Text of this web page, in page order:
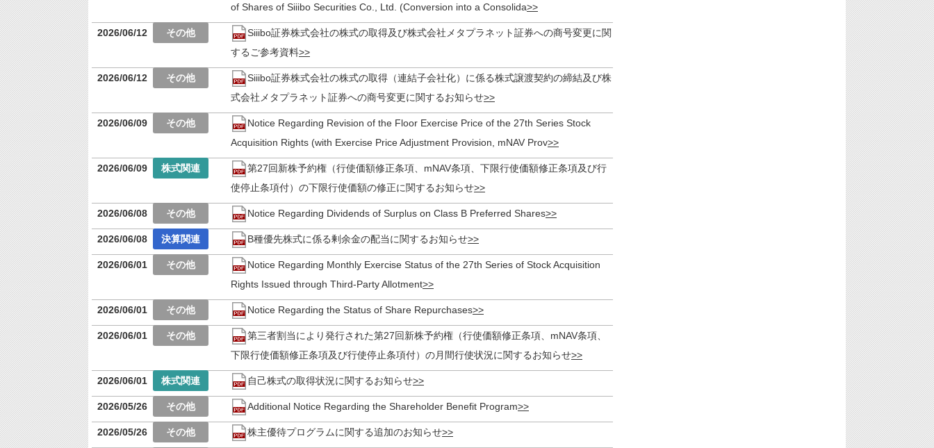
of Shares of Siiibo Securities Co., Ltd. (Conversion into a Consolida
2026/06/12
Siiibo証券株式会社の株式の取得及び株式会社メタプラネット証券への商号変更に関
するご参考資料
2026/06/12
Siiibo証券株式会社の株式の取得（連結子会社化）に係る株式譲渡契約の締結及び株
式会社メタプラネット証券への商号変更に関するお知らせ
2026/06/09
Notice Regarding Revision of the Floor Exercise Price of the 27th Series Stock
Acquisition Rights (with Exercise Price Adjustment Provision, mNAV Prov
2026/06/09
第27回新株予約権（行使価額修正条項、mNAV条項、下限行使価額修正条項及び行
使停止条項付）の下限行使価額の修正に関するお知らせ
2026/06/08 Notice Regarding Dividends of Surplus on Class B Preferred Shares
2026/06/08 B種優先株式に係る剰余金の配当に関するお知らせ
2026/06/01
Notice Regarding Monthly Exercise Status of the 27th Series of Stock Acquisition
Rights Issued through Third-Party Allotment
2026/06/01 Notice Regarding the Status of Share Repurchases
2026/06/01
第三者割当により発行された第27回新株予約権（行使価額修正条項、mNAV条項、
下限行使価額修正条項及び行使停止条項付）の月間行使状況に関するお知らせ
2026/06/01 自己株式の取得状況に関するお知らせ
2026/05/26 Additional Notice Regarding the Shareholder Benefit Program
2026/05/26 株主優待プログラムに関する追加のお知らせ